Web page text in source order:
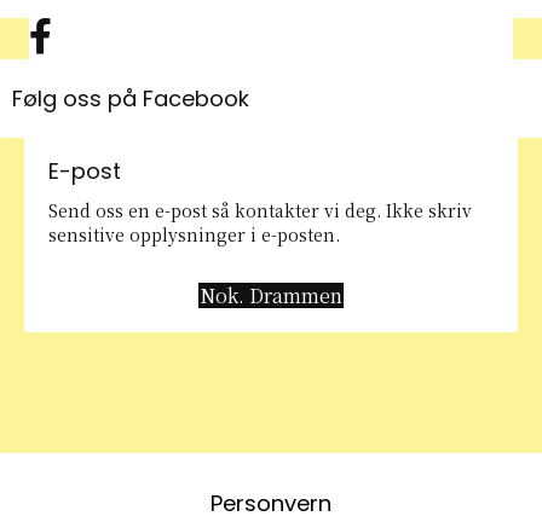
Facebook symbol
Følg oss på Facebook
E-post
Send oss en e-post så kontakter vi deg. Ikke skriv
sensitive opplysninger i e-posten.
Nok. Drammen
Personvern